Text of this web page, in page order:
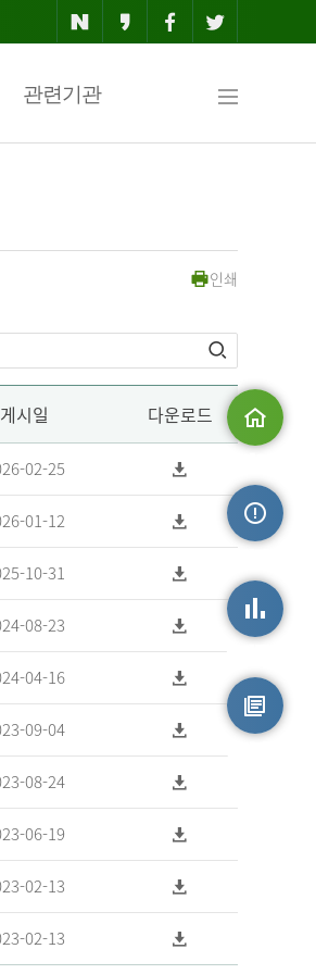
관련기관
맵
인쇄
게시일 다운로드
02-25
01-12
10-31
08-23
04-16
09-04
08-24
06-19
02-13
02-13